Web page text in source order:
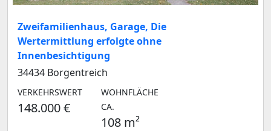
Zweifamilienhaus, Garage, Die
Wertermittlung erfolgte ohne
Innenbesichtigung
34434 Borgentreich
VERKEHRSWERT
148.000 €
WOHNFLÄCHE
CA.
108 m²